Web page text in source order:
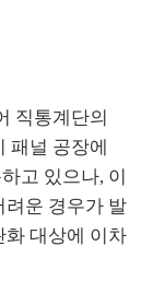
직통계단의
패널 공장에
고 있으나, 이
려운 경우가 발
화 대상에 이차